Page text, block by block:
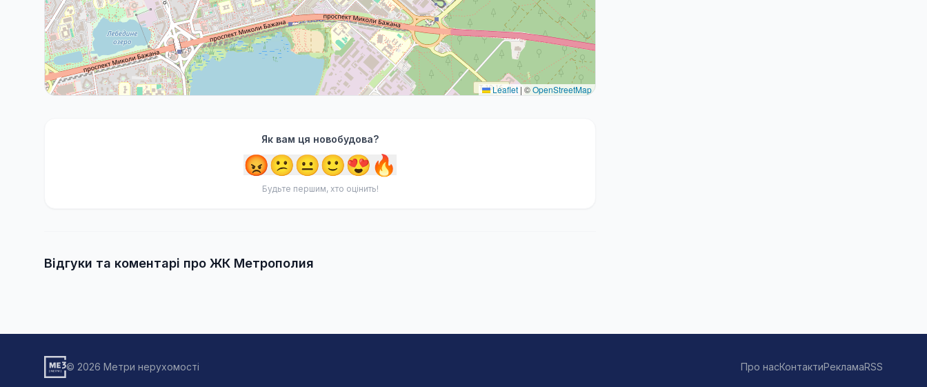
Leaflet | ©OpenStreetMap
Як вам ця новобудова?
😡😕😐🙂😍🔥
Будьте першим, хто оцінить!
Відгуки та коментарі про ЖК Метрополия
© 2026 Метри нерухомості Про насКонтактиРекламаRSS